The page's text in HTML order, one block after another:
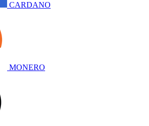
CARDANO
MONERO